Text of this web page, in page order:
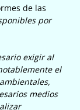
de las
por
exigir al
el
medios